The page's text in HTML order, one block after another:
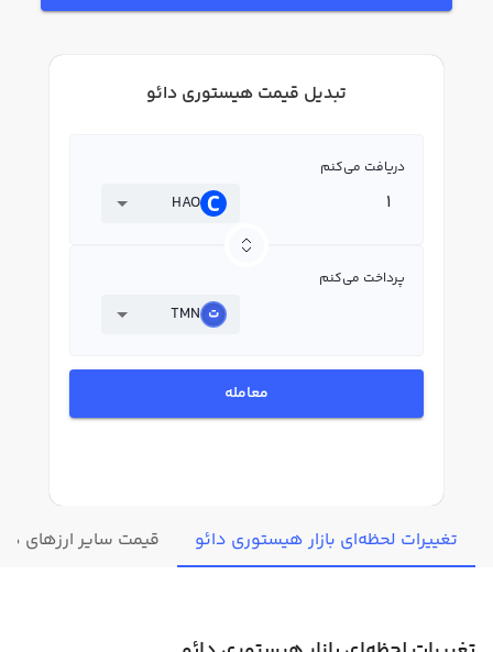
تبدیل قیمت هیستوری دائو
دریافت می‌کنم
HAO
پرداخت می‌کنم
TMN
معامله
تغییرات لحظه‌ای بازار هیستوری دائو قیمت سایر ارزهای